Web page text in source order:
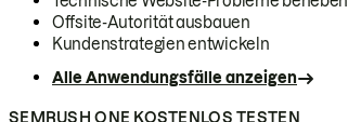
Offsite-Autorität ausbauen
Kundenstrategien entwickeln
Alle Anwendungsfälle anzeigen
SEMRUSH ONE KOSTENLOS TESTEN